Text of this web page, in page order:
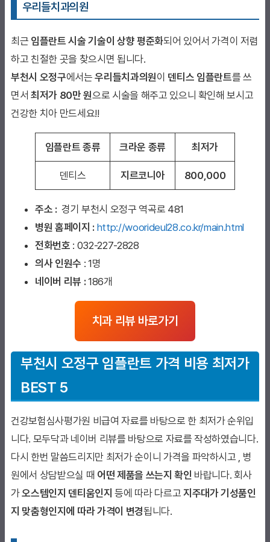
우리들치과의원
최근 임플란트 시술 기술이 상향 평준화되어 있어서 가격이 저렴
하고 친절한 곳을 찾으시면 됩니다.
부천시 오정구에서는 우리들치과의원이 덴티스 임플란트를 쓰
면서 최저가 80만 원으로 시술을 해주고 있으니 확인해 보시고
건강한 치아 만드세요!!
임플란트 종류 크라운 종류 최저가
덴티스 지르코니아 800,000
주소 : 경기 부천시 오정구 역곡로 481
병원 홈페이지 : http://woorideul28.co.kr/main.html
전화번호 : 032-227-2828
의사 인원수 : 1명
네이버 리뷰 : 186개
치과 리뷰 바로가기
부천시 오정구 임플란트 가격 비용 최저가
BEST 5
건강보험심사평가원 비급여 자료를 바탕으로 한 최저가 순위입
니다. 모두닥과 네이버 리뷰를 바탕으로 자료를 작성하였습니다.
다시 한번 말씀드리지만 최저가 순이니 가격을 파악하시고 , 병
원에서 상담받으실 때 어떤 제품을 쓰는지 확인 바랍니다. 회사
가오스템인지 덴티움인지등에 따라 다르고 지주대가 기성품인
지 맞춤형인지에 따라 가격이 변경됩니다.